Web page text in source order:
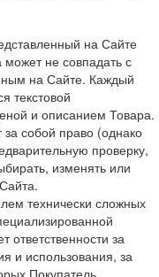
на Сайте
не совпадать с
на Сайте. Каждый
текстовой
и описанием Товара.
за собой право (однако
проверку,
изменять или
технически сложных
ответственности за
и использования, за
Покупатель